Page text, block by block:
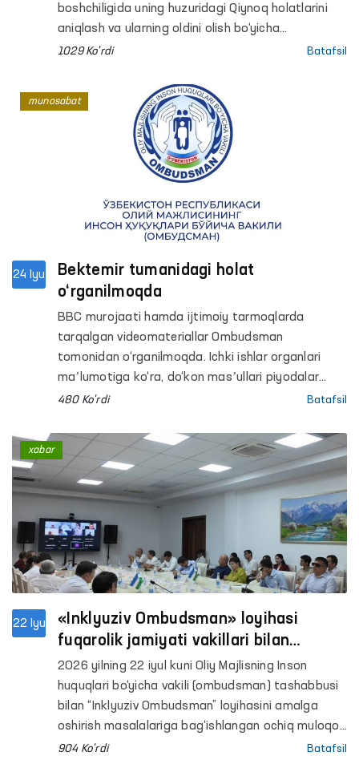
boshchiligida uning huzuridagi Qiynoq holatlarini
aniqlash va ularning oldini olish bo‘yicha
jamoatchilik guruhi aʼzolari Toshkent viloyatidagi
tashrifini amalga oshirdi.
1029 Ko'rdi Batafsil
24 Iyu
Bektemir tumanidagi holat
o‘rganilmoqda
BBC murojaati hamda ijtimoiy tarmoqlarda
tarqalgan videomateriallar Ombudsman
tomonidan o‘rganilmoqda. Ichki ishlar organlari
maʼlumotiga ko‘ra, do‘kon masʼullari piyodalar
yo‘lidagi qurilish materiallarini olib tashlash
talablar bajarilmagan va ikki nafar fuqaro
maʼmuriy javobgarlikka tortilgan. Murojaatda esa
ularni IIB binosiga olib borish jarayonida ortiqcha
kuch ishlatilgani bildirilgan. Ichki ishlar organlari
mazkur vajni rad etib, xodimlar o‘z vakolatlari
doirasida harakat qilganini maʼlum qilgan.
480 Ko'rdi Batafsil
munosabat
22 Iyu
«Inklyuziv Ombudsman» loyihasi
fuqarolik jamiyati vakillari bilan
muhokama qilindi
2026 yilning 22 iyul kuni Oliy Majlisning Inson
huquqlari bo‘yicha vakili (ombudsman) tashabbusi
bilan “Inklyuziv Ombudsman” loyihasini amalga
oshirish masalalariga bag‘ishlangan ochiq muloqot
o‘tkazildi.
904 Ko'rdi Batafsil
xabar